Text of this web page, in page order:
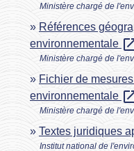
Ministère chargé de
Références
environnementale
Ministère chargé de
Fichier de
environnementale
Ministère chargé de
Textes juridiques
Institut national de